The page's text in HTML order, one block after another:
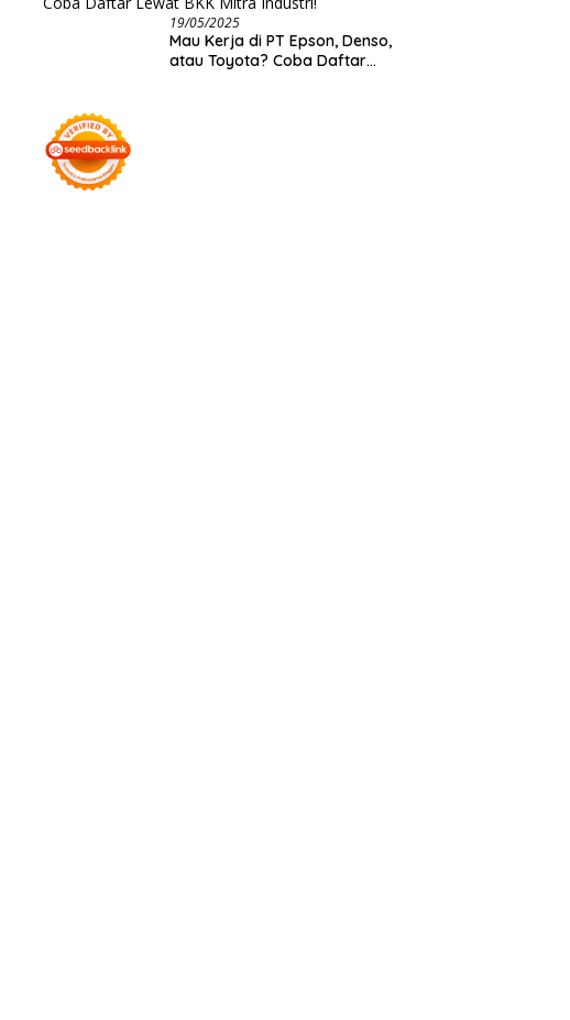
19/05/2025
Mau Kerja di PT Epson, Denso,
atau Toyota? Coba Daftar